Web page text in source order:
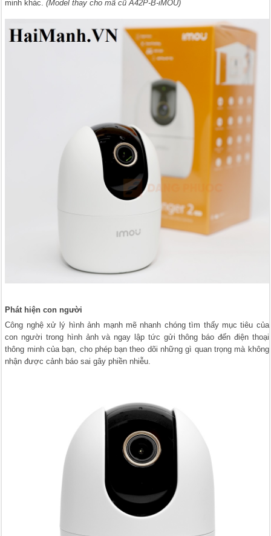
minh khác.(Model thay cho mã cũ A42P-B-iMOU)
Phát hiện con người
Công nghệ xử lý hình ảnh mạnh mẽ nhanh chóng tìm thấy mục tiêu của
con người trong hình ảnh và ngay lập tức gửi thông báo đến điện thoại
thông minh của bạn, cho phép bạn theo dõi những gì quan trọng mà không
nhận được cảnh báo sai gây phiền nhiễu.